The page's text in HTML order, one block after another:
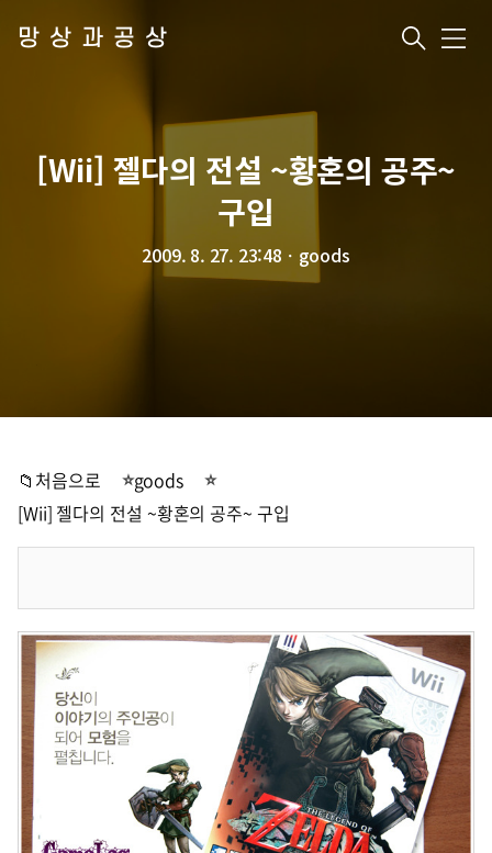
망상과공상 메
[Wii] 젤다의 전설 ~황혼의 공주~
구입
2009. 8. 27. 23:48 ㆍ goods
📁처음으로
goods
[Wii] 젤다의 전설 ~황혼의 공주~ 구입